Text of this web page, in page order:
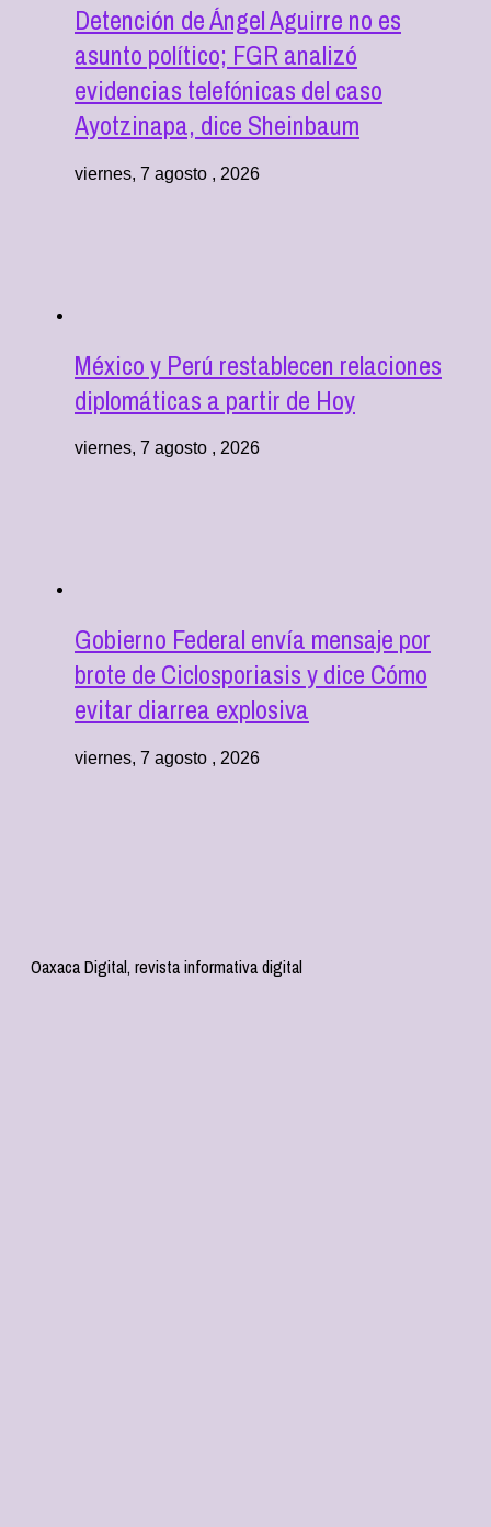
Detención de Ángel Aguirre no es
asunto político; FGR analizó
evidencias telefónicas del caso
Ayotzinapa, dice Sheinbaum
viernes, 7 agosto , 2026
México y Perú restablecen relaciones
diplomáticas a partir de Hoy
viernes, 7 agosto , 2026
Gobierno Federal envía mensaje por
brote de Ciclosporiasis y dice Cómo
evitar diarrea explosiva
viernes, 7 agosto , 2026
Oaxaca Digital, revista informativa digital